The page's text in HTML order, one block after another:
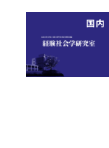
国内